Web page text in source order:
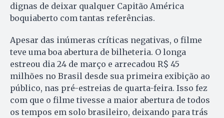
dignas de deixar qualquer Capitão América
boquiaberto com tantas referências.
Apesar das inúmeras críticas negativas, o filme
teve uma boa abertura de bilheteria. O longa
estreou dia 24 de março e arrecadou R$ 45
milhões no Brasil desde sua primeira exibição ao
público, nas pré-estreias de quarta-feira. Isso fez
com que o filme tivesse a maior abertura de todos
os tempos em solo brasileiro, deixando para trás